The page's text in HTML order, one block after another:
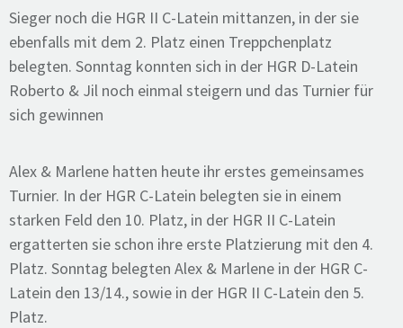
Sieger noch die HGR II C-Latein mittanzen, in der sie
ebenfalls mit dem 2. Platz einen Treppchenplatz
belegten. Sonntag konnten sich in der HGR D-Latein
Roberto & Jil noch einmal steigern und das Turnier für
sich gewinnen
Alex & Marlene hatten heute ihr erstes gemeinsames
Turnier. In der HGR C-Latein belegten sie in einem
starken Feld den 10. Platz, in der HGR II C-Latein
ergatterten sie schon ihre erste Platzierung mit den 4.
Platz. Sonntag belegten Alex & Marlene in der HGR C-
Latein den 13/14., sowie in der HGR II C-Latein den 5.
Platz.